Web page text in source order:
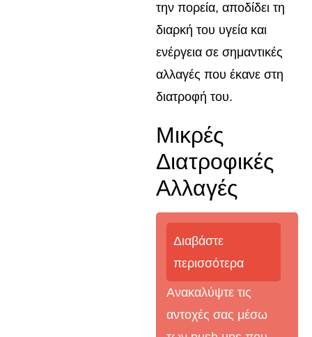
την πορεία, αποδίδει τη
διαρκή του υγεία και
ενέργεια σε σημαντικές
αλλαγές που έκανε στη
διατροφή του.
Μικρές
Διατροφικές
Αλλαγές
Διαβάστε
περισσότερα
Ανακαλύψτε τις
αντοχές σας μέσω